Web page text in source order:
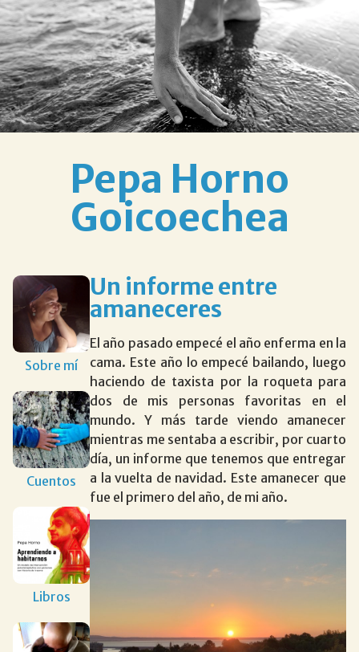
Pepa Horno
Goicoechea
Sobre mí
Cuentos
Libros
Un informe entre
amaneceres
El año pasado empecé el año enferma en la
cama. Este año lo empecé bailando, luego
haciendo de taxista por la roqueta para
dos de mis personas favoritas en el
mundo. Y más tarde viendo amanecer
mientras me sentaba a escribir, por cuarto
día, un informe que tenemos que entregar
a la vuelta de navidad. Este amanecer que
fue el primero del año, de mi año.